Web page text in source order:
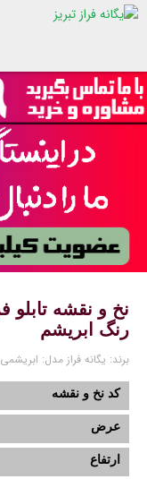
رنگ ابریشم
برند: یگانه فراز مدل: ابریشمی
کد نخ و نقشه
عرض
ارتفاع